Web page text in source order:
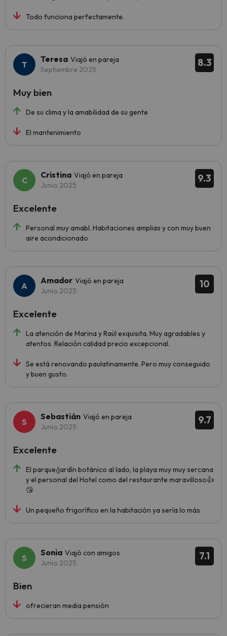
Todo funciona perfectamente.
8.3
Teresa Viajó en pareja
Septiembre 2025
De su clima y la amabilidad de su gente
El mantenimiento
Muy bien
9.3
Cristina Viajó en pareja
Junio 2025
Personal muy amabl. Habitaciones amplias y con muy buen
aire acondicionado
Excelente
10
Amador Viajó en pareja
Junio 2025
La atención de Marina y Raúl exquisita. Muy agradables y
atentos. Relación calidad precio excepcional.
Se está renovando paulatinamente. Pero muy conseguido
y buen gusto.
Excelente
9.7
Sebastián Viajó en pareja
Junio 2025
El parque/jardín botánico al lado, la playa muy muy sercana
y el personal del Hotel como del restaurante maravilloso👍
😘
Un pequeño frigorífico en la habitación ya sería lo más
Excelente
7.1
Sonia Viajó con amigos
Junio 2025
ofrecieran media pensión
Bien